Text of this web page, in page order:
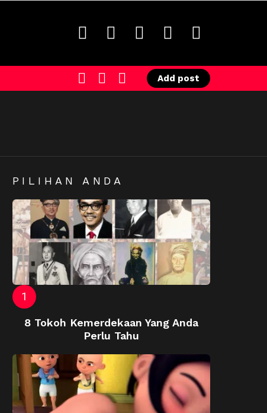
SWITCHSEARCHLOGIN
Add post
PILIHAN ANDA
8 Tokoh Kemerdekaan Yang Anda
Perlu Tahu